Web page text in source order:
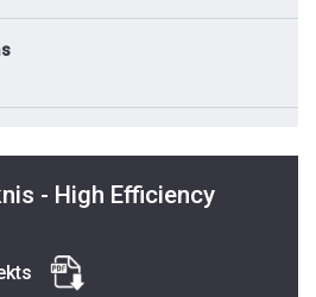
- High Efficiency